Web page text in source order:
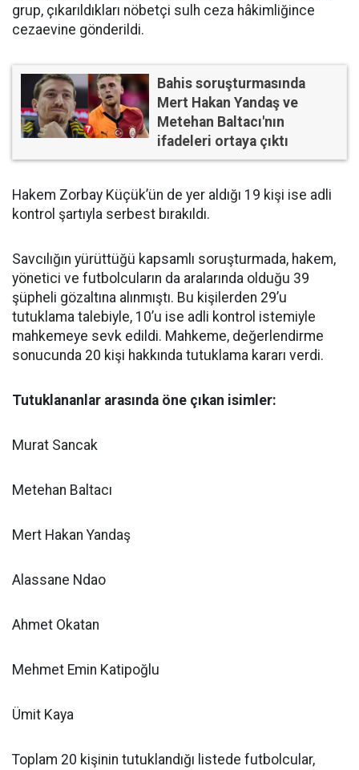
grup, çıkarıldıkları nöbetçi sulh ceza hâkimliğince
cezaevine gönderildi.
Bahis soruşturmasında
Mert Hakan Yandaş ve
Metehan Baltacı'nın
ifadeleri ortaya çıktı
Hakem Zorbay Küçük’ün de yer aldığı 19 kişi ise adli
kontrol şartıyla serbest bırakıldı.
Savcılığın yürüttüğü kapsamlı soruşturmada, hakem,
yönetici ve futbolcuların da aralarında olduğu 39
şüpheli gözaltına alınmıştı. Bu kişilerden 29’u
tutuklama talebiyle, 10’u ise adli kontrol istemiyle
mahkemeye sevk edildi. Mahkeme, değerlendirme
sonucunda 20 kişi hakkında tutuklama kararı verdi.
Tutuklananlar arasında öne çıkan isimler:
Murat Sancak
Metehan Baltacı
Mert Hakan Yandaş
Alassane Ndao
Ahmet Okatan
Mehmet Emin Katipoğlu
Ümit Kaya
Toplam 20 kişinin tutuklandığı listede futbolcular,